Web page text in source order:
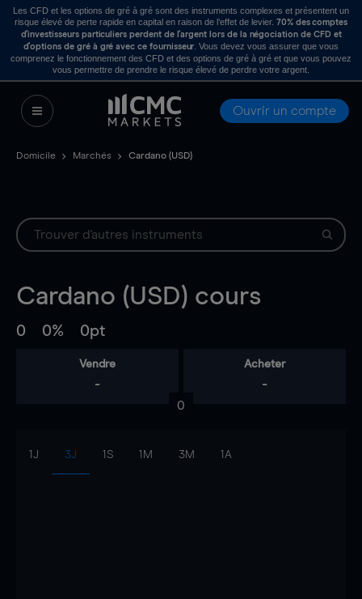
Les CFD et les options de gré à gré sont des instruments complexes et présentent un
risque élevé de perte rapide en capital en raison de l’effet de levier. 70% des comptes
d’investisseurs particuliers perdent de l’argent lors de la négociation de CFD et
d’options de gré à gré avec ce fournisseur . Vous devez vous assurer que vous
comprenez le fonctionnement des CFD et des options de gré à gré et que vous pouvez
vous permettre de prendre le risque élevé de perdre votre argent.
Ouvrir un compte
Domicile Marchés Cardano (USD)
Cardano (USD) cours
0 0% 0pt
Vendre
-
Acheter
-
0
1J 3J 1S 1M 3M 1A